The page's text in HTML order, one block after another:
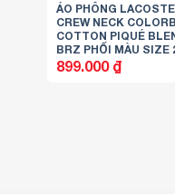
ÁO PHÔNG
CREW NECK
COTTON PIQUÉ
BRZ PHỐI MÀU SIZE
899.000 ₫